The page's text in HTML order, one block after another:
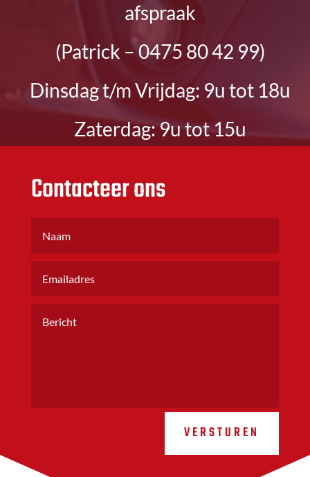
afspraak
(Patrick – 0475 80 42 99)
Dinsdag t/m Vrijdag: 9u tot 18u
Zaterdag: 9u tot 15u
Contacteer ons
VERSTUREN